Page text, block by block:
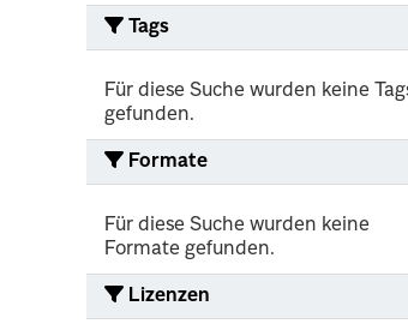
Tags
Für diese Suche wurden keine
gefunden.
Formate
Für diese Suche wurden keine
Formate gefunden.
Lizenzen